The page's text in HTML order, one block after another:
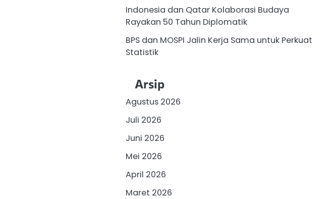
Indonesia dan Qatar Kolaborasi Budaya
Rayakan 50 Tahun Diplomatik
BPS dan MOSPI Jalin Kerja Sama untuk Perkuat
Statistik
Arsip
Agustus 2026
Juli 2026
Juni 2026
Mei 2026
April 2026
Maret 2026